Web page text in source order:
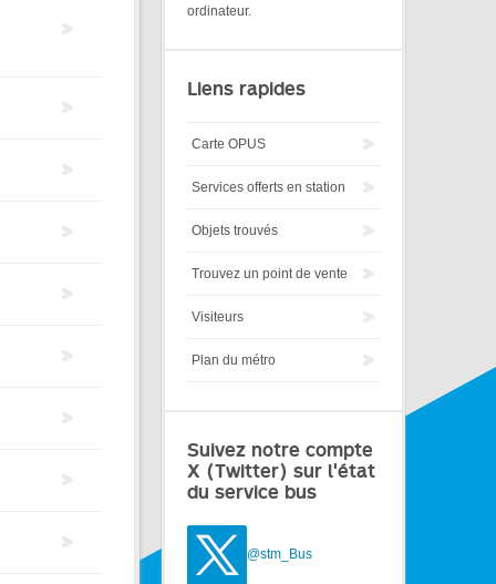
ordinateur.
Liens rapides
Carte OPUS
Services offerts en station
Objets trouvés
Trouvez un point de vente
Visiteurs
Plan du métro
Suivez notre compte
X (Twitter) sur l'état
du service bus
@stm_Bus